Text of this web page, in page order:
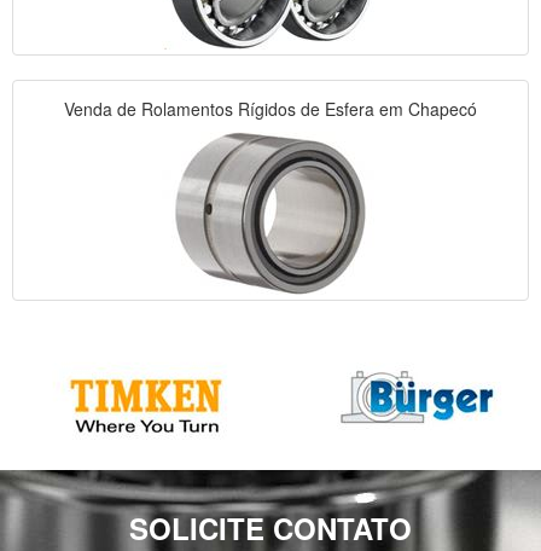
Venda de Rolamentos Rígidos de Esfera em Chapecó
SOLICITE CONTATO